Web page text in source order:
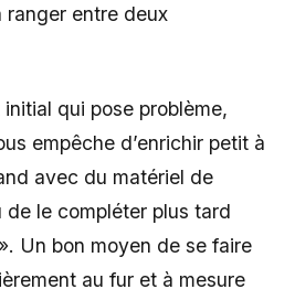
entre deux
initial qui pose problème,
empêche d’enrichir petit à
avec du matériel de
de le compléter plus tard
Un bon moyen de se faire
au fur et à mesure